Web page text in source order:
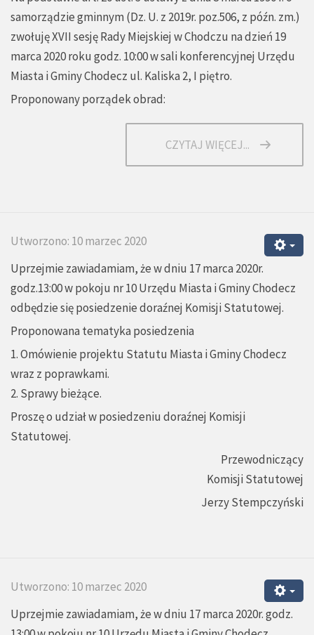
samorządzie gminnym (Dz. U. z 2019r. poz.506, z późn. zm.)
zwołuję XVII sesję Rady Miejskiej w Chodczu na dzień 19
marca 2020 roku godz. 10:00 w sali konferencyjnej Urzędu
Miasta i Gminy Chodecz ul. Kaliska 2, I piętro.
Proponowany porządek obrad:
CZYTAJ WIĘCEJ...
Utworzono: 10 marzec 2020
Uprzejmie zawiadamiam, że w dniu 17 marca 2020r.
godz.13:00 w pokoju nr 10 Urzędu Miasta i Gminy Chodecz
odbędzie się posiedzenie doraźnej Komisji Statutowej.
Proponowana tematyka posiedzenia
1. Omówienie projektu Statutu Miasta i Gminy Chodecz
wraz z poprawkami.
2. Sprawy bieżące.
Proszę o udział w posiedzeniu doraźnej Komisji
Statutowej.
Przewodniczący
Komisji Statutowej
Jerzy Stempczyński
Utworzono: 10 marzec 2020
Uprzejmie zawiadamiam, że w dniu 17 marca 2020r. godz.